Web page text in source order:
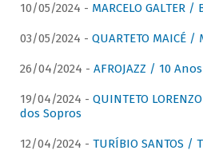
10/05/2024 - MARCELO GALTER
03/05/2024 - QUARTETO MAICÉ /
26/04/2024 - AFROJAZZ / 10
19/04/2024 - QUINTETO
dos Sopros
12/04/2024 - TURÍBIO SANTOS /